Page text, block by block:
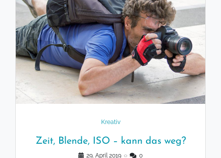
Kreativ
Zeit, Blende, ISO – kann das weg?
29. April 2019 ◌ 0